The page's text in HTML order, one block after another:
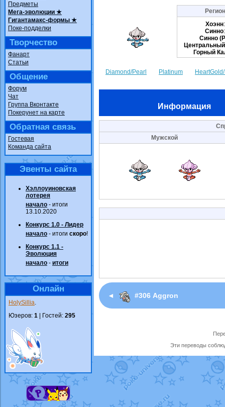
Предметы
Мега-эволюции ★
Гигантамакс-формы ★
Поке-подделки
Творчество
Фанарт
Статьи
Общение
Форум
Чат
Группа Вконтакте
Покерунет на карте
Обратная связь
Гостевая
Команда сайта
Эвенты сайта
Хэллоуиновская
лотерея
начало - итоги
13.10.2020
Конкурс 1.0 - Лидер
начало - итоги скоро!
Конкурс 1.1 -
Эволюция
начало - итоги
Онлайн
HolySillia.
Юзеров: 1 | Гостей: 295
Хоэнн
Синно
Синно
Горный
Diamond/Pearl Platinum
Информация
Мужской
◄ #306 Aggron
Эти переводы